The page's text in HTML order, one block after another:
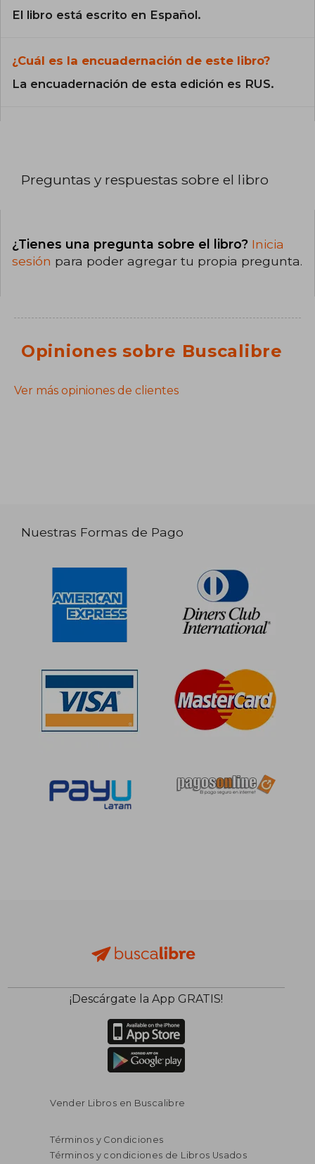
El libro está escrito en Español.
¿Cuál es la encuadernación de este libro?
La encuadernación de esta edición es RUS.
Preguntas y respuestas sobre el libro
¿Tienes una pregunta sobre el libro? Inicia
sesión para poder agregar tu propia pregunta.
Opiniones sobre Buscalibre
Ver más opiniones de clientes
Nuestras Formas de Pago
¡Descárgate la App GRATIS!
Vender Libros en Buscalibre
Términos y Condiciones
Términos y condiciones de Libros Usados